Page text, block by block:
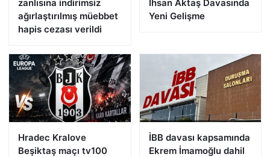
zanlısına indirimsiz
ağırlaştırılmış müebbet
hapis cezası verildi
İhsan Aktaş Davasında
Yeni Gelişme
Hradec Kralove
Beşiktaş maçı tv100
İBB davası kapsamında
Ekrem İmamoğlu dahil